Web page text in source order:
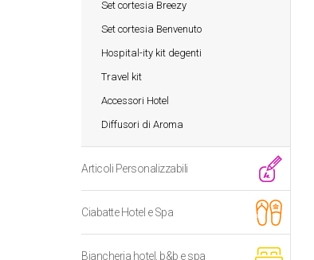
Set cortesia Breezy
Set cortesia Benvenuto
Hospital-ity kit degenti
Travel kit
Accessori Hotel
Diffusori di Aroma
Articoli Personalizzabili
Ciabatte Hotel e Spa
Biancheria hotel, b&b e spa